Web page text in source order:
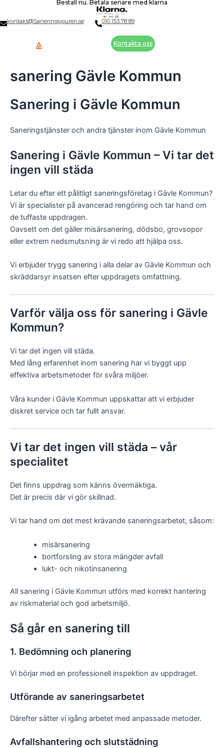
content
Beställ nu. Betala senare med klarna
kontakt@Saneringsjouren.se 010 153 78 89
Kontakta oss
sanering Gävle Kommun
Sanering i Gävle Kommun
Saneringstjänster och andra tjänster inom Gävle Kommun
Sanering i Gävle Kommun – Vi tar det
ingen vill städa
Letar du efter ett pålitligt saneringsföretag i Gävle Kommun?
Vi är specialister på avancerad rengöring och tar hand om
de tuffaste uppdragen.
Oavsett om det gäller misärsanering, dödsbo, grovsopor
eller extrem nedsmutsning är vi redo att hjälpa oss.
Vi erbjuder trygg sanering i alla delar av Gävle Kommun och
skräddarsyr insatsen efter uppdragets omfattning.
Varför välja oss för sanering i Gävle
Kommun?
Vi tar det ingen vill städa.
Med lång erfarenhet inom sanering har vi byggt upp
effektiva arbetsmetoder för svåra miljöer.
Våra kunder i Gävle Kommun uppskattar att vi erbjuder
diskret service och tar fullt ansvar.
Vi tar det ingen vill städa – vår
specialitet
Det finns uppdrag som känns övermäktiga.
Det är precis där vi gör skillnad.
Vi tar hand om det mest krävande saneringsarbetet, såsom:
misärsanering
bortforsling av stora mängder avfall
lukt- och nikotinsanering
All sanering i Gävle Kommun utförs med korrekt hantering
av riskmaterial och god arbetsmiljö.
Så går en sanering till
1. Bedömning och planering
Vi börjar med en professionell inspektion av uppdraget.
Utförande av saneringsarbetet
Därefter sätter vi igång arbetet med anpassade metoder.
Avfallshantering och slutstädning